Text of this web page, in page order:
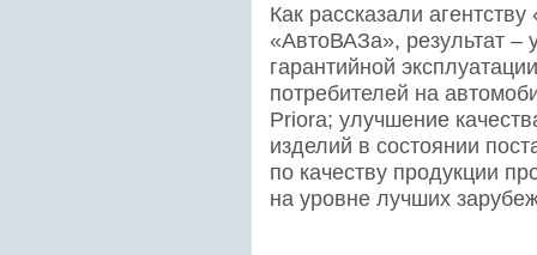
Как рассказали
«АвтоВАЗа», результат –
гарантийной
потребителей на
Priora; улучшение
изделий в состоянии
по качеству продукции
на уровне лучших